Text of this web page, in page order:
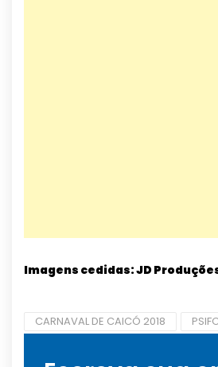
Imagens cedidas: JD
CARNAVAL DE CAICÓ 2018